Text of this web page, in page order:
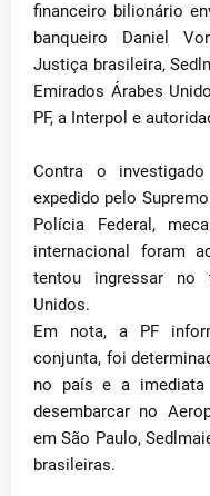
financeiro bilionário
banqueiro Daniel
Justiça brasileira,
Emirados Árabes
PF, a Interpol e
Contra o
expedido pelo
Polícia Federal,
internacional foram
tentou ingressar no
Unidos.
Em nota, a PF
conjunta, foi
no país e a imediata
desembarcar no
em São Paulo,
brasileiras.